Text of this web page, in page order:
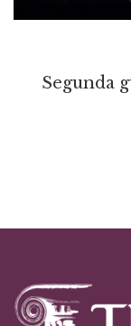
Segunda